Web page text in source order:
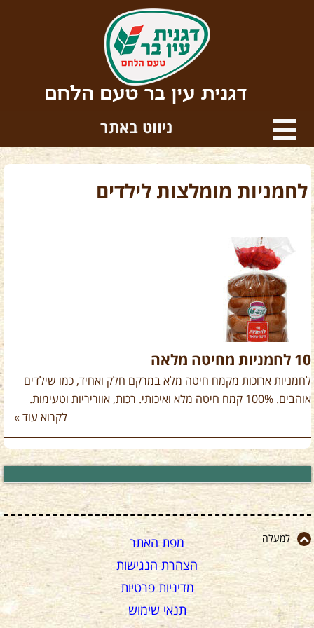
דגנית עין בר טעם הלחם
ניווט באתר
לחמניות מומלצות לילדים
10 לחמניות מחיטה מלאה
לחמניות ארוכות מקמח חיטה מלא במרקם חלק ואחיד, כמו שילדים
אוהבים. 100% קמח חיטה מלא ואיכותי. רכות, אווריריות וטעימות.
לקרוא עוד »
למעלה
מפת האתר
הצהרת הנגישות
מדיניות פרטיות
תנאי שימוש